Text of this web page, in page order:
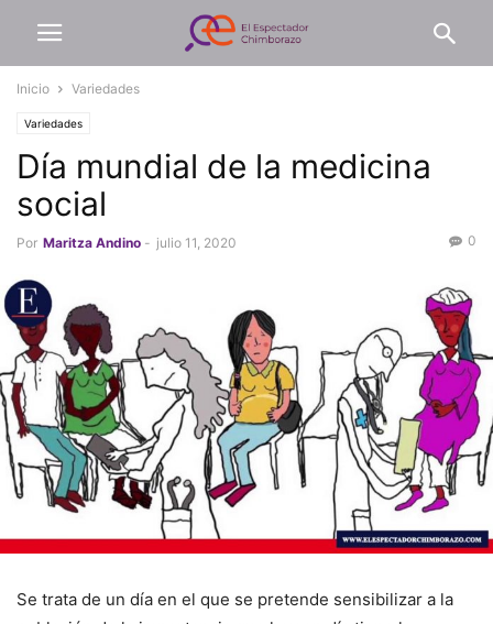
Inicio Variedades
Variedades
Día mundial de la medicina
social
Por Maritza Andino - julio 11, 2020 0
Se trata de un día en el que se pretende sensibilizar a la